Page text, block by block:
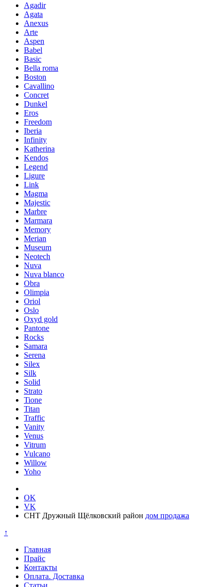
Agadir
Agata
Anexus
Arte
Aspen
Babel
Basic
Bella roma
Boston
Cavallino
Concret
Dunkel
Eros
Freedom
Iberia
Infinity
Katherina
Kendos
Legend
Ligure
Link
Magma
Majestic
Marbre
Marmara
Memory
Merian
Museum
Neotech
Nuva
Nuva blanco
Obra
Olimpia
Oriol
Oslo
Oxyd gold
Pantone
Rocks
Samara
Serena
Silex
Silk
Solid
Strato
Tione
Titan
Traffic
Vanity
Venus
Vitrum
Vulcano
Willow
Yoho
OK
VK
СНТ Дружный Щёлковский район дом продажа
↑
Главная
Прайс
Контакты
Оплата. Доставка
Статьи